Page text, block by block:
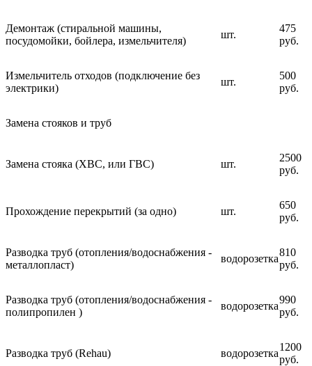
Демонтаж (стиральной машины,
посудомойки, бойлера, измельчителя)
шт.
475
руб.
Измельчитель отходов (подключение без
электрики)
шт.
500
руб.
Замена стояков и труб
Замена стояка (ХВС, или ГВС) шт.
2500
руб.
Прохождение перекрытий (за одно) шт.
650
руб.
Разводка труб (отопления/водоснабжения -
металлопласт)
водорозетка
810
руб.
Разводка труб (отопления/водоснабжения -
полипропилен )
водорозетка
990
руб.
Разводка труб (Rehau) водорозетка
1200
руб.